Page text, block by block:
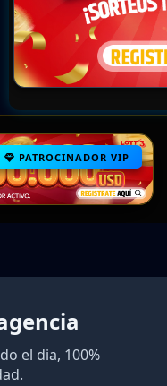
PATROCINADOR VIP
el dia, 100%